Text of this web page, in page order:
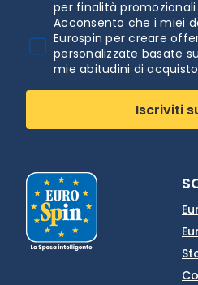
per finalità
Acconsento che i miei
Eurospin per creare
personalizzate basate
mie abitudini di
Iscriviti